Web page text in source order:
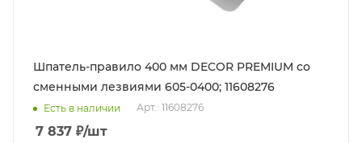
Шпатель-правило 400 мм DECOR PREMIUM со
сменными лезвиями 605-0400; 11608276
Есть в наличии Арт.: 11608276
7 837 ₽/шт